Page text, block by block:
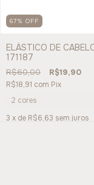
67% OFF
ELÁSTICO DE
171187
R$60,00 R$19,90
R$18,91 com Pix
2 cores
3 x de R$6,63 sem juros